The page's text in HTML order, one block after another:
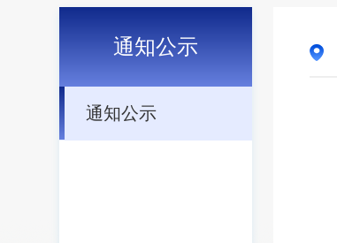
通知公示
通知公示